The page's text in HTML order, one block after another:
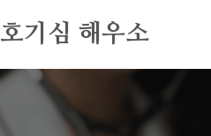
호기심 해우소